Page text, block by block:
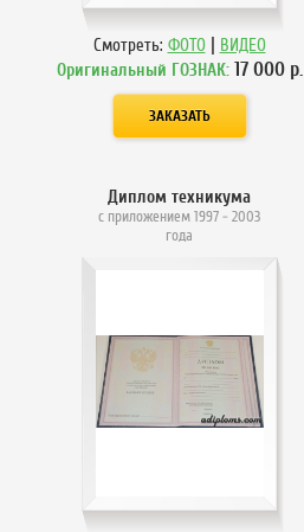
Смотреть: ФОТО | ВИДЕО
Оригинальный ГОЗНАК: 17 000р.
Диплом техникума
с приложением 1997 - 2003
года